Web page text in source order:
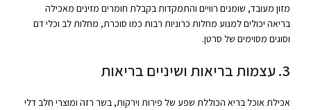
מזון מעובד, שומנים רוויים והתמקדות בקבלת חומרים מזינים מאכילה
בריאה יכולים למנוע מחלות כרוניות רבות כמו סוכרת, מחלות לב וכלי דם
וסוגים מסוימים של סרטן.
3. עצמות בריאות ושיניים בריאות
אכילת אוכל בריא הכוללת שפע של פירות וירקות, בשר רזה ומוצרי חלב דלי